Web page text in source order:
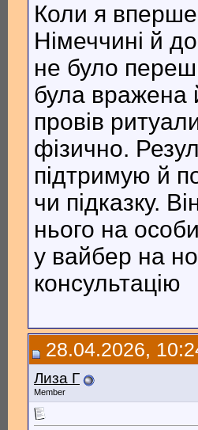
Коли я
Німеччині й
не було
була вражена
провів
фізично.
підтримую й
чи підказку.
нього на
у вайбер на
консультацію
28.04.2026,
Лиза Г
Member